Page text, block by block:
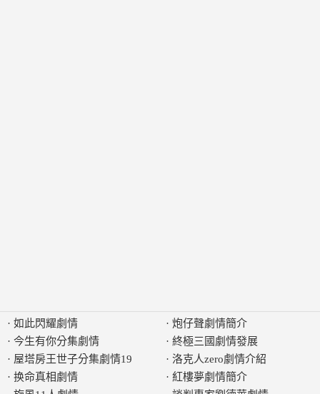
· 如此閃耀劇情
· 今生有你分集劇情
· 屋塔房王世子分集劇情19
· 换命真相劇情
· 炮仔聲劇情簡介
· 終極三國劇情發展
· 洛克人zero劇情介紹
· 紅樓夢劇情簡介